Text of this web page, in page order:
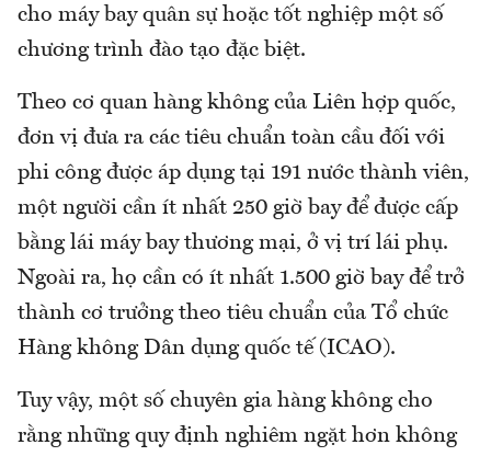
cho máy bay quân sự hoặc tốt nghiệp một số
chương trình đào tạo đặc biệt.
Theo cơ quan hàng không của Liên hợp quốc,
đơn vị đưa ra các tiêu chuẩn toàn cầu đối với
phi công được áp dụng tại 191 nước thành viên,
một người cần ít nhất 250 giờ bay để được cấp
bằng lái máy bay thương mại, ở vị trí lái phụ.
Ngoài ra, họ cần có ít nhất 1.500 giờ bay để trở
thành cơ trưởng theo tiêu chuẩn của Tổ chức
Hàng không Dân dụng quốc tế (ICAO).
Tuy vậy, một số chuyên gia hàng không cho
rằng những quy định nghiêm ngặt hơn không